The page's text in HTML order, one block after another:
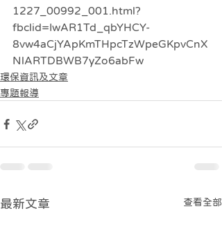
1227_00992_001.html?
fbclid=IwAR1Td_qbYHCY-
8vw4aCjYApKmTHpcTzWpeGKpvCnX
NlARTDBWB7yZo6abFw
環保資訊及文章
專題報導
最新文章 查看全部